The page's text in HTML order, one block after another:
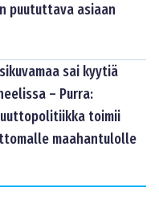
puututtava asiaan
sai kyytiä
– Purra:
toimii
maahantulolle